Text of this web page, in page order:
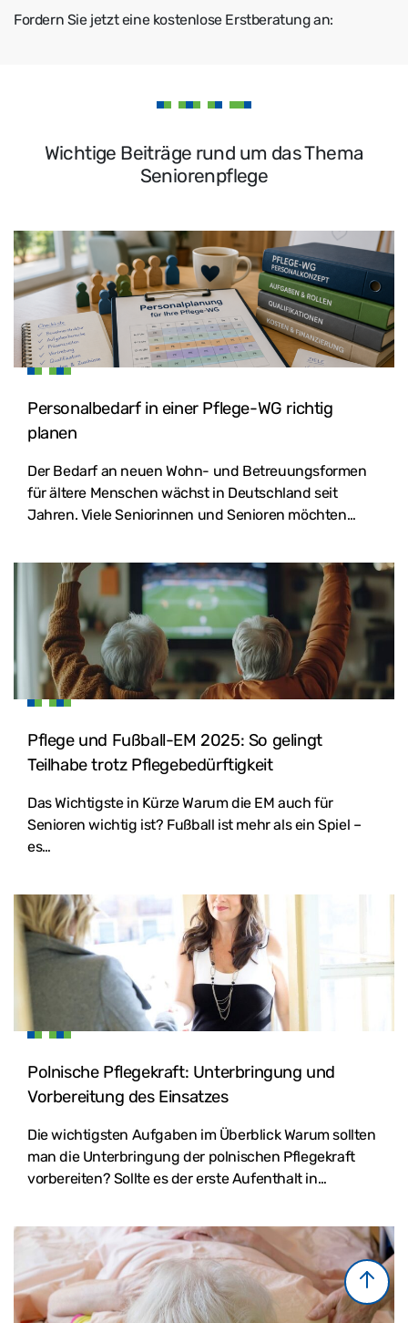
Fordern Sie jetzt eine kostenlose Erstberatung an:
Wichtige Beiträge rund um das Thema
Seniorenpflege
Personalbedarf in einer Pflege-WG richtig
planen
Der Bedarf an neuen Wohn- und Betreuungsformen
für ältere Menschen wächst in Deutschland seit
Jahren. Viele Seniorinnen und Senioren möchten…
Pflege und Fußball-EM 2025: So gelingt
Teilhabe trotz Pflegebedürftigkeit
Das Wichtigste in Kürze Warum die EM auch für
Senioren wichtig ist? Fußball ist mehr als ein Spiel –
es…
Polnische Pflegekraft: Unterbringung und
Vorbereitung des Einsatzes
Die wichtigsten Aufgaben im Überblick Warum sollten
man die Unterbringung der polnischen Pflegekraft
vorbereiten? Sollte es der erste Aufenthalt in…